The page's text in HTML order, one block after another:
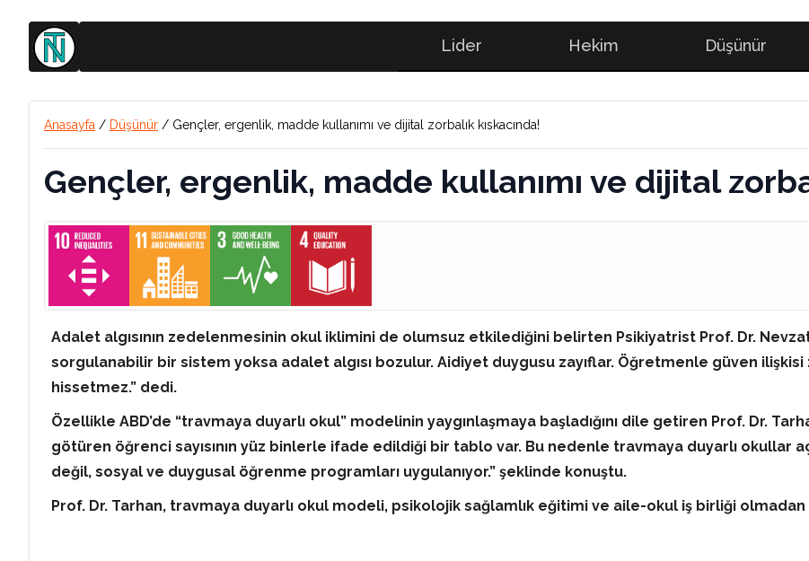
Lider Hekim Düşünür
Anasayfa / Düşünür / Gençler, ergenlik, madde kullanımı ve dijital zorbalık kıskacında!
Gençler, ergenlik, madde kullanımı ve dijital
Adalet algısının zedelenmesinin okul iklimini de olumsuz etkilediğini belirten Psikiyatrist Prof. Dr.
sorgulanabilir bir sistem yoksa adalet algısı bozulur. Aidiyet duygusu zayıflar. Öğretmenle güven
hissetmez.” dedi.
Özellikle ABD’de “travmaya duyarlı okul” modelinin yaygınlaşmaya başladığını dile getiren Prof. Dr.
götüren öğrenci sayısının yüz binlerle ifade edildiği bir tablo var. Bu nedenle travmaya duyarlı okullar
değil, sosyal ve duygusal öğrenme programları uygulanıyor.” şeklinde konuştu.
Prof. Dr. Tarhan, travmaya duyarlı okul modeli, psikolojik sağlamlık eğitimi ve aile-okul iş birliği olmadan